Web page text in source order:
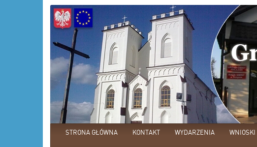
STRONA GŁÓWNA KONTAKT WYDARZENIA WNIOSKI